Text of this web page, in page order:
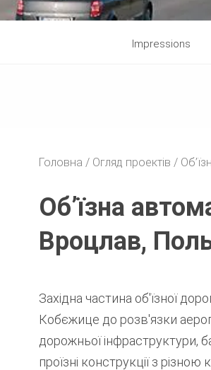
Impressions
Головна Огляд проектів
Об’їзна
Вроцлав,
Західна частина об'їзної
Кобєжице до розв'язки
дорожньої інфраструктури,
проїзні конструкції з різною